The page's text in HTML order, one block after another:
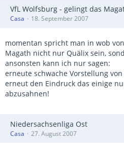
VfL Wolfsburg - gelingt das
Casa 18. September 2007
momentan spricht man in wob
Magath nicht nur Quälix sein,
ansonsten kann ich nur sagen:
erneute schwache Vorstellung
erneut den Eindruck das einige
abzusahnen!
Niedersachsenliga Ost
Casa 27. August 2007